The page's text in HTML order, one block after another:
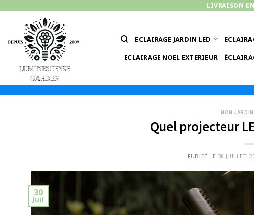
contenu
LIVRAISON
ECLAIRAGE JARDIN LED
ECLAIRAGE NOEL EXTERIEUR
MON
Quel projecteur
PUBLIÉ LE 30 JUILLET
30
Juil